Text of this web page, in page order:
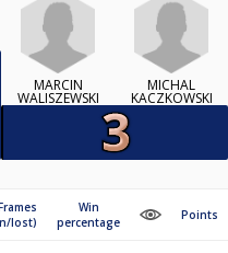
MARCIN
WALISZEWSKI
MICHAL
KACZKOWSKI
lost)
Win
percentage
Points